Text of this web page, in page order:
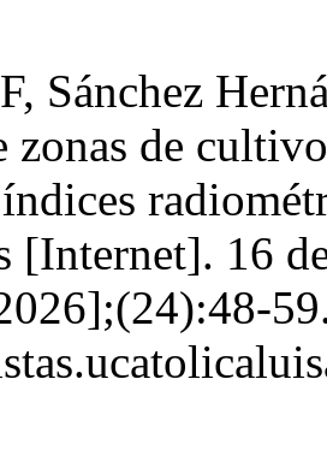
Sánchez
zonas de
[Internet]. 16